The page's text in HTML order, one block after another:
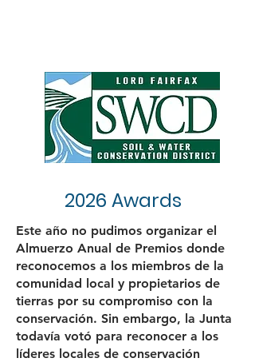
2026 Awards
Este año no pudimos organizar el
Almuerzo Anual de Premios donde
reconocemos a los miembros de la
comunidad local y propietarios de
tierras por su compromiso con la
conservación. Sin embargo, la Junta
todavía votó para reconocer a los
líderes locales de conservación